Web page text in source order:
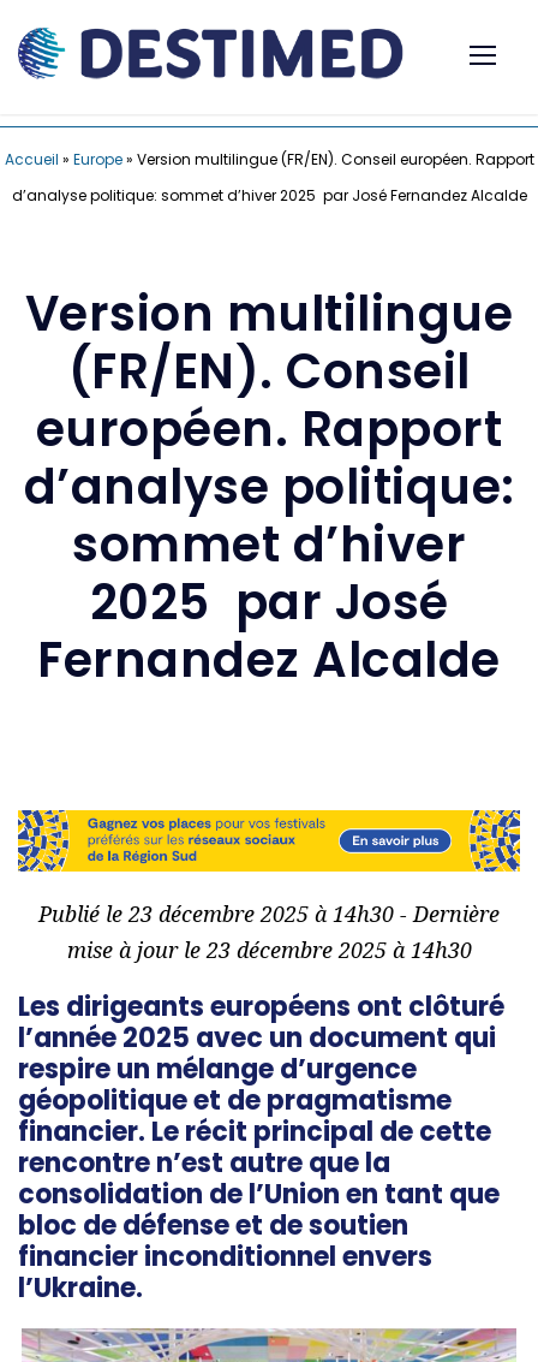
Accueil » Europe» Version multilingue (FR/EN). Conseil européen. Rapport
d’analyse politique: sommet d’hiver 2025 par José Fernandez Alcalde
Version multilingue
(FR/EN). Conseil
européen. Rapport
d’analyse politique:
sommet d’hiver
2025 par José
Fernandez Alcalde
Publié le 23 décembre 2025 à 14h30 - Dernière
mise à jour le 23 décembre 2025 à 14h30
Les dirigeants européens ont clôturé
l’année 2025 avec un document qui
respire un mélange d’urgence
géopolitique et de pragmatisme
financier. Le récit principal de cette
rencontre n’est autre que la
consolidation de l’Union en tant que
bloc de défense et de soutien
financier inconditionnel envers
l’Ukraine.